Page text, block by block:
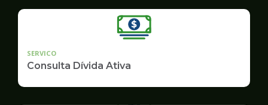
SERVICO
Consulta Dívida Ativa